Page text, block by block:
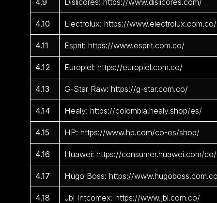
4.10 Electrolux: https://www.electrolux.com.co/
4.11 Esprit: https://www.esprit.com.co/
4.12 Europiel: https://europiel.com.co/
4.13 G-Star Raw: https://g-star.com.co/
4.14 Healy: https://colombia.healy.shop/es/
4.15 HP: https://www.hp.com/co-es/shop/
4.16 Huawei: https://consumer.huawei.com/co/
4.17 Hugo Boss: https://
4.18 Jbl Intcomex: https://www.jbl.com.co/